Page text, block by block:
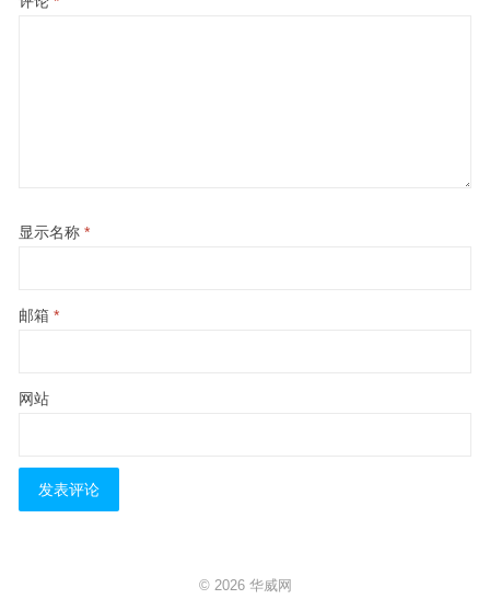
显示名称 *
邮箱 *
网站
© 2026 华威网